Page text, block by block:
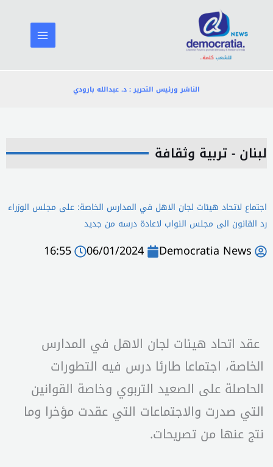
المحتوى
الناشر ورئيس التحرير : د. عبدالله بارودي
لبنان - تربية وثقافة
اجتماع لاتحاد هيئات لجان الاهل في المدارس الخاصة: على مجلس الوزراء
رد القانون الى مجلس النواب لاعادة درسه من جديد
Democratia News
06/01/2024
16:55
عقد اتحاد هيئات لجان الاهل في المدارس
الخاصة، اجتماعا طارئا درس فيه التطورات
الحاصلة على الصعيد التربوي وخاصة القوانين
التي صدرت والاجتماعات التي عقدت مؤخرا وما
نتج عنها من تصريحات.